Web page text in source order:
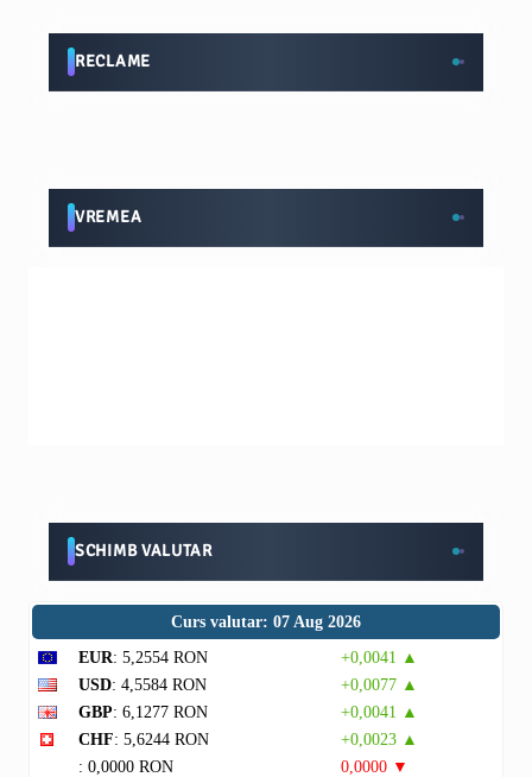
RECLAME
VREMEA
SCHIMB VALUTAR
Curs valutar: 07 Aug 2026
EUR: 5,2554 RON
+0,0041 ▲
USD: 4,5584 RON
+0,0077 ▲
GBP: 6,1277 RON
+0,0041 ▲
CHF: 5,6244 RON
+0,0023 ▲
: 0,0000 RON
0,0000 ▼